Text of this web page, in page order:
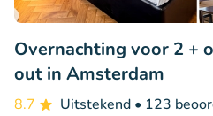
Overnachting voor 2 +
out in Amsterdam
8.7 Uitstekend • 123